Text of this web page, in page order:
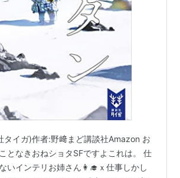
タイガ)作者:野﨑まど講談社Amazon お
となきおねショタSFですよこれは。 仕
いインテリお姉さん👩‍🎓ｘ仕事しかし